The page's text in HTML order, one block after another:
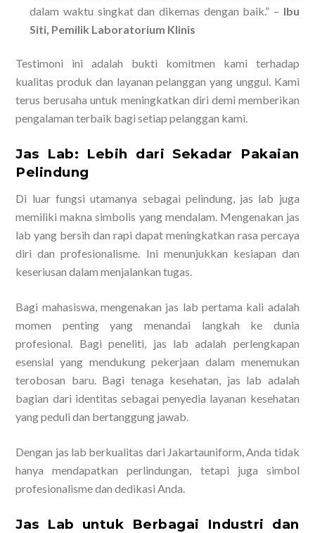
dalam waktu singkat dan dikemas dengan baik.” – Ibu
Siti, Pemilik Laboratorium Klinis
Testimoni ini adalah bukti komitmen kami terhadap
kualitas produk dan layanan pelanggan yang unggul. Kami
terus berusaha untuk meningkatkan diri demi memberikan
pengalaman terbaik bagi setiap pelanggan kami.
Jas Lab: Lebih dari Sekadar Pakaian
Pelindung
Di luar fungsi utamanya sebagai pelindung, jas lab juga
memiliki makna simbolis yang mendalam. Mengenakan jas
lab yang bersih dan rapi dapat meningkatkan rasa percaya
diri dan profesionalisme. Ini menunjukkan kesiapan dan
keseriusan dalam menjalankan tugas.
Bagi mahasiswa, mengenakan jas lab pertama kali adalah
momen penting yang menandai langkah ke dunia
profesional. Bagi peneliti, jas lab adalah perlengkapan
esensial yang mendukung pekerjaan dalam menemukan
terobosan baru. Bagi tenaga kesehatan, jas lab adalah
bagian dari identitas sebagai penyedia layanan kesehatan
yang peduli dan bertanggung jawab.
Dengan jas lab berkualitas dari Jakartauniform, Anda tidak
hanya mendapatkan perlindungan, tetapi juga simbol
profesionalisme dan dedikasi Anda.
Jas Lab untuk Berbagai Industri dan